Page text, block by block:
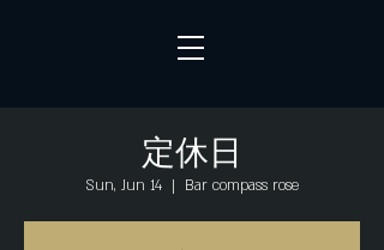
定休日
Sun, Jun 14
  |
Bar compass rose